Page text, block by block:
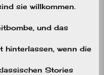
sie willkommen.
und das
hinterlassen, wenn die
Stories